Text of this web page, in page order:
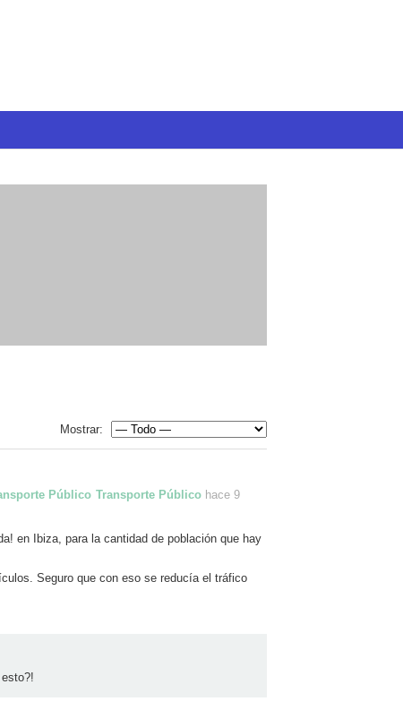
Mostrar:
Transporte Público hace 9
en Ibiza, para la cantidad de población que hay
Seguro que con eso se reducía el tráfico